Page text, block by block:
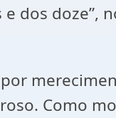
dos doze”,
Como